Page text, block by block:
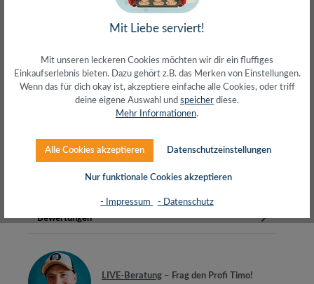
Über 20+ Jahre Erfahrung
wir wissen von was wir sprechen
WandmontageVESA-Kom…
Bewertungen
LIVE-Beratung – Frag den Profi Timo!
Mit Liebe serviert!
Mit unseren leckeren Cookies möchten wir dir ein fluffiges
Einkaufserlebnis bieten. Dazu gehört z.B. das Merken von Einstellungen.
Wenn das für dich okay ist, akzeptiere einfache alle Cookies, oder triff
deine eigene Auswahl und speicher diese.
Mehr Informationen.
Alle Cookies akzeptieren Datenschutzeinstellungen
Nur funktionale Cookies akzeptieren
- Impressum - Datenschutz